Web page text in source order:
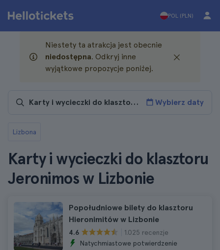
POL (PLN)
Niestety ta atrakcja jest obecnie
niedostępna. Odkryj inne
wyjątkowe propozycje poniżej.
Wybierz daty
Lizbona
Karty i wycieczki do klasztoru
Jeronimos w Lizbonie
Popołudniowe bilety do klasztoru
Hieronimitów w Lizbonie
4.6
1.025 recenzje
Natychmiastowe potwierdzenie